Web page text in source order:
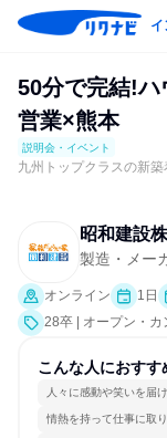
イ
50分で完結!
営業×熊本
説明会・イベント
九州トップクラスの新
昭和建設
製造・メー
オンライン 1日
28卒 | オープン・
こんな人におすす
人々に感動や笑いを届
情熱を持って仕事に取